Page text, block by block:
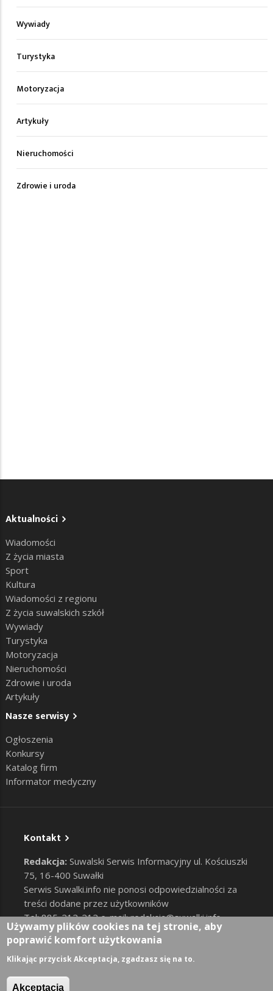
Wywiady
Turystyka
Motoryzacja
Artykuły
Nieruchomości
Zdrowie i uroda
Aktualności
Wiadomości
Z życia miasta
Sport
Kultura
Wiadomości z regionu
Z życia suwalskich szkół
Wywiady
Turystyka
Motoryzacja
Nieruchomości
Zdrowie i uroda
Artykuły
Nasze serwisy
Ogłoszenia
Konkursy
Katalog firm
Informator medyczny
Kontakt
Redakcja: Suwalski Serwis Informacyjny ul. Kościuszki
75, 16-400 Suwałki
Serwis Suwalki.info nie ponosi odpowiedzialności za
treści dodane przez użytkowników
Tel: 885-212-212 e-mail:redakcja@suwalki.info,
reklama@suwalki.info
RODO |Cookies
User account menu
Zaloguj
Używamy plików cookies na tej stronie, aby
poprawić komfort użytkowania
Klikając przycisk Akceptacja, zgadzasz się na to.
Akceptacja